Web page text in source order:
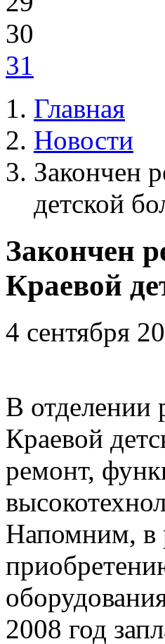
30
31
Главная
Новости
Закончен
детской
Закончен
Краевой
4 сентября
В отделении
Краевой
ремонт,
Напомним, в
2008 год